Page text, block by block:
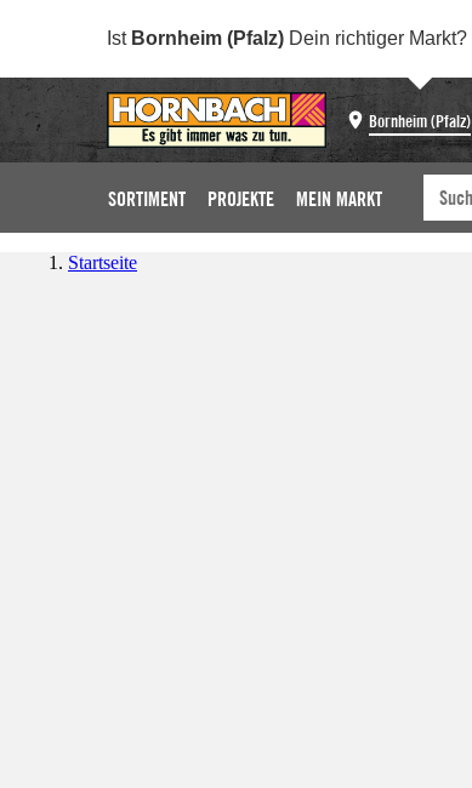
Ist Bornheim (Pfalz) Dein richtiger Markt?
Bornheim (Pfalz)
SORTIMENT PROJEKTE MEIN MARKT
Startseite